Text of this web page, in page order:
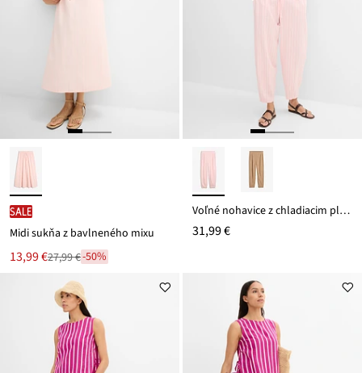
SALE
Midi sukňa z bavlneného mixu
Nová
cena
13,99 €
Zľava 27,99 €-50%
Voľné nohavice z chladiacim pláteným mixom
31,99 €